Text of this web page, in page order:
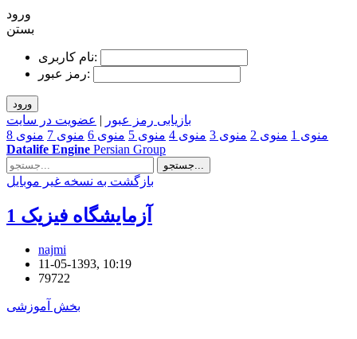
ورود
بستن
نام کاربری:
رمز عبور:
ورود
بازیابی رمز عبور | عضويت در سايت
منوی 1
منوی 2 منوی 3 منوی 4 منوی 5 منوی 6 منوی 7
منوی 8
Datalife Engine Persian Group
جستجو...
بازگشت به نسخه غير موبایل
آزمایشگاه فیزیک 1
najmi
11-05-1393, 10:19
79722
بخش آموزشی